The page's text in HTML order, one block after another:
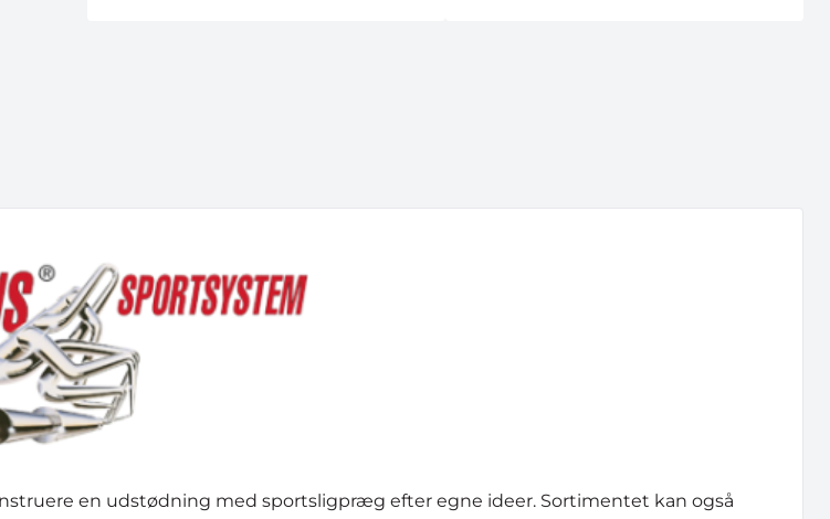
en udstødning med sportsligpræg efter egne ideer. Sortimentet kan også